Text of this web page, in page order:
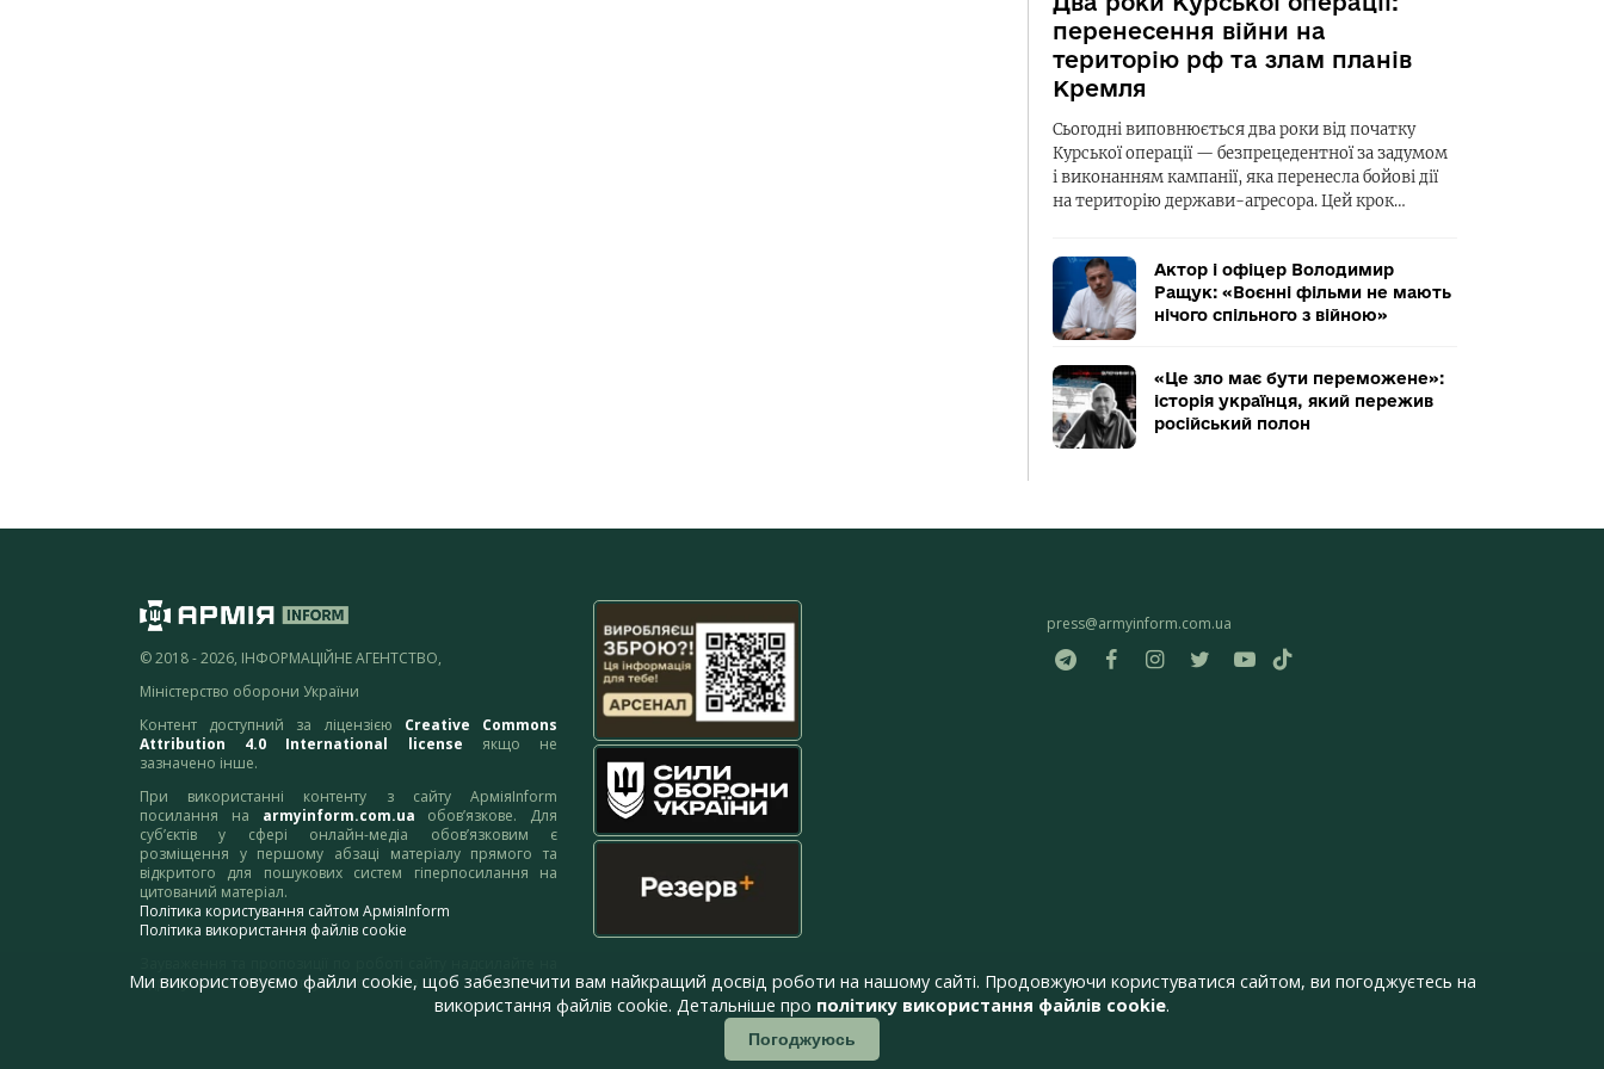
перенесення війни на
територію рф та злам планів
Кремля
Сьогодні виповнюється два роки від початку
Курської операції — безпрецедентної за задумом
і виконанням кампанії, яка перенесла бойові дії
на територію держави-агресора. Цей крок…
Актор і офіцер Володимир
Ращук: «Воєнні фільми не мають
нічого спільного з війною»
«Це зло має бути переможене»:
історія українця, який пережив
російський полон
© 2018 - 2026, ІНФОРМАЦІЙНЕ АГЕНТСТВО,
Міністерство оборони України
Контент доступний за ліцензією Creative Commons
Attribution 4.0 International license якщо не
зазначено інше.
При використанні контенту з сайту АрміяInform
посилання на armyinform.com.ua обов’язкове. Для
суб’єктів у сфері онлайн-медіа обов’язковим є
розміщення у першому абзаці матеріалу прямого та
відкритого для пошукових систем гіперпосилання на
цитований матеріал.
Політика користування сайтом АрміяInform
Політика використання файлів cookie
адресу:webmaster@armyinform.com.ua
press@armyinform.com.ua
Ми використовуємо файли cookie, щоб забезпечити вам найкращий досвід роботи на нашому сайті. Продовжуючи користуватися сайтом, ви погоджуєтесь на
використання файлів cookie. Детальніше про політику використання файлів cookie.
Погоджуюсь